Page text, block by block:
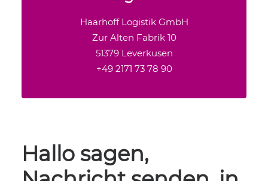
Haarhoff Logistik GmbH
Zur Alten Fabrik 10
51379 Leverkusen
+49 2171 73 78 90
Hallo sagen,